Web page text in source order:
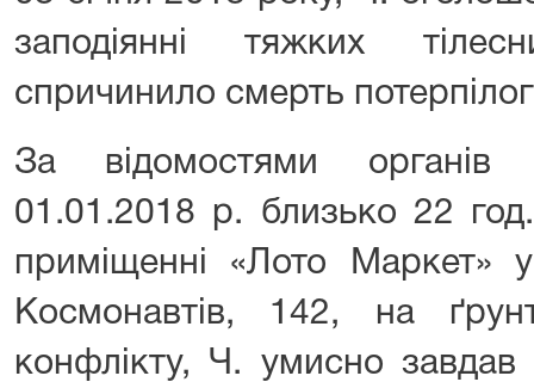
заподіянні тяжких
спричинило смерть
За відомостями органів
01.01.2018 р. близько 22
приміщенні «Лото Маркет»
Космонавтів, 142, на
конфлікту, Ч. умисно